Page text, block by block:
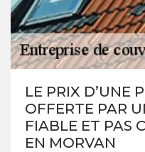
LE PRIX D’UNE
OFFERTE PAR
FIABLE ET PAS
EN MORVAN